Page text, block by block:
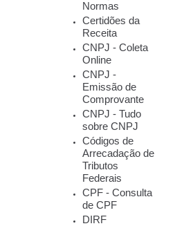
Normas
Certidões da
Receita
CNPJ - Coleta
Online
CNPJ -
Emissão de
Comprovante
CNPJ - Tudo
sobre CNPJ
Códigos de
Arrecadação de
Tributos
Federais
CPF - Consulta
de CPF
DIRF